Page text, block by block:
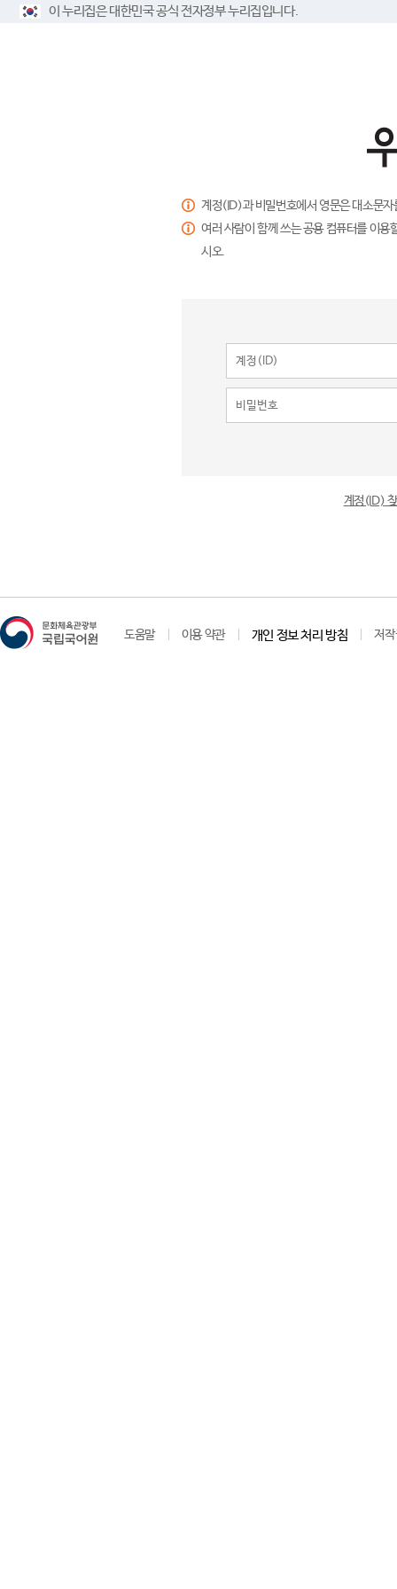
이 누리집은 대한민국 공식 전자정부 누리집입니다.
계정(ID)과 비밀번호에서 영문은 대소문
여러 사람이 함께 쓰는 공용 컴퓨터를 이
시오.
계정(ID)
도움말 이용 약관 개인 정보 처리 방침 저